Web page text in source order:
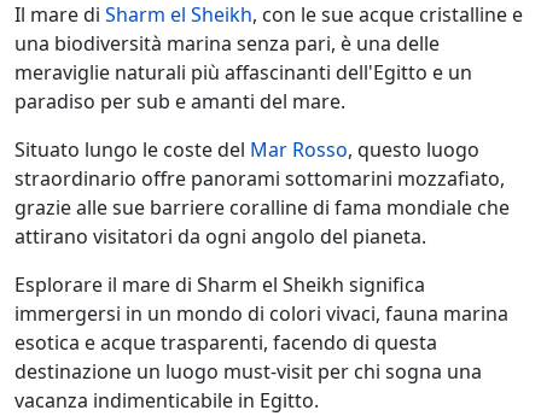
Il mare di Sharm el Sheikh, con le sue acque cristalline e
una biodiversità marina senza pari, è una delle
meraviglie naturali più affascinanti dell'Egitto e un
paradiso per sub e amanti del mare.
Situato lungo le coste del Mar Rosso, questo luogo
straordinario offre panorami sottomarini mozzafiato,
grazie alle sue barriere coralline di fama mondiale che
attirano visitatori da ogni angolo del pianeta.
Esplorare il mare di Sharm el Sheikh significa
immergersi in un mondo di colori vivaci, fauna marina
esotica e acque trasparenti, facendo di questa
destinazione un luogo must-visit per chi sogna una
vacanza indimenticabile in Egitto.